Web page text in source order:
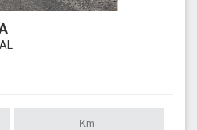
Km